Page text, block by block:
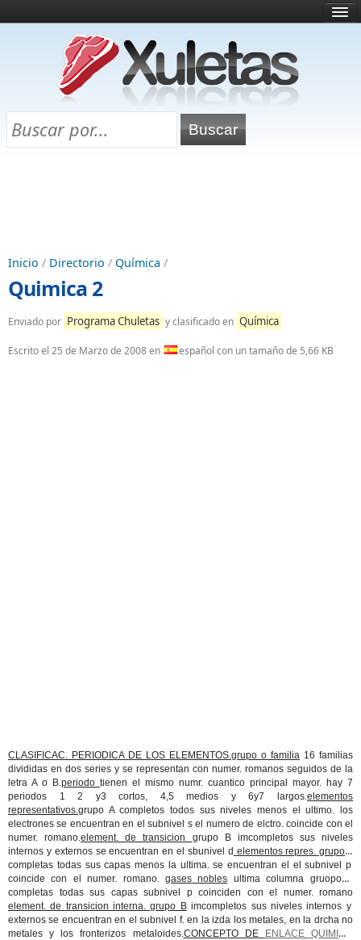
¿Qué es esto?
Directorio
Chuletas para exámenes
Inicio / Directorio / Química /
Quimica 2
Enviado por Programa Chuletas y clasificado en Química
Escrito el 25 de Marzo de 2008en español con un tamaño de 5,66 KB
CLASIFICAC. PERIODICA DE LOS ELEMENTOS.grupo o familia 16 familias
divididas en dos series y se representan con numer. romanos seguidos de la
letra A o B.periodo tienen el mismo numr. cuantico principal mayor. hay 7
periodos 1 2 y3 cortos, 4,5 medios y 6y7 largos.elementos
representativos.grupo A completos todos sus niveles menos el ultimo. los
electrones se encuentran en el subnivel s el numero de elctro. coincide con el
numer. romano.element. de transicion grupo B imcompletos sus niveles
internos y externos se encuentran en el sbunivel d elementos repres. grupo A
completas todas sus capas menos la ultima. se encuentran el el subnivel p
coincide con el numer. romano. gases nobles ultima columna gruopo A
completas todas sus capas subnivel p coinciden con el numer. romano
element. de transicion interna. grupo Bimcompletos sus niveles internos y
externos se encuentran en el subnivel f. en la izda los metales, en la drcha no
metales y los fronterizos metaloides.CONCEPTO DE
ENLACE QUIMICO